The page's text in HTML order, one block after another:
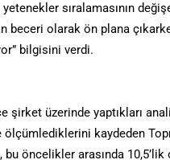
sıralamasının
beceri olarak ön plana
bilgisini verdi.
şirket üzerinde yaptıkları
kaydeden
öncelikler arasında